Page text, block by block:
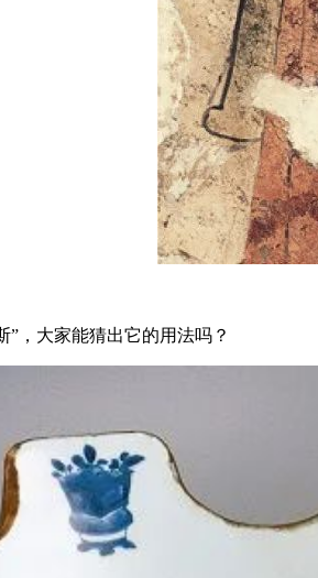
”，大家能猜出它的用法吗？